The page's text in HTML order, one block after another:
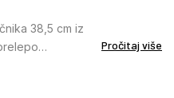
38,5 cm iz
Pročitaj više